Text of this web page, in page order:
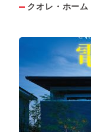
クオレ・ホーム